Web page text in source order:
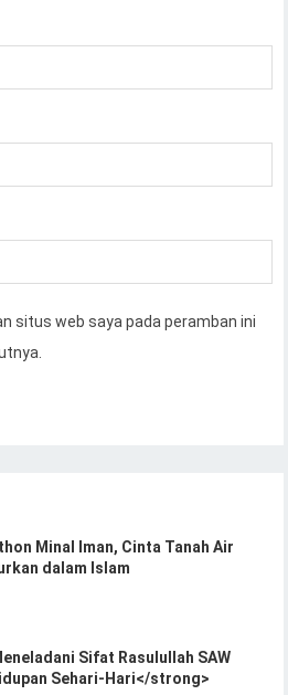
situs web saya pada peramban ini
Minal Iman, Cinta Tanah Air
dalam Islam
Sifat Rasulullah SAW
Sehari-Hari</strong>